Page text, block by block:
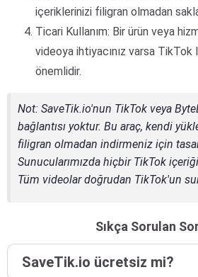
içeriklerinizi filigran olmadan
Ticari Kullanım: Bir ürün veya
videoya ihtiyacınız varsa TikTok
önemlidir.
Not: SaveTik.io'nun TikTok veya
bağlantısı yoktur. Bu araç, kendi
filigran olmadan indirmeniz için
Sunucularımızda hiçbir TikTok
Tüm videolar doğrudan TikTok'un
Sıkça Sorulan
SaveTik.io ücretsiz mi?